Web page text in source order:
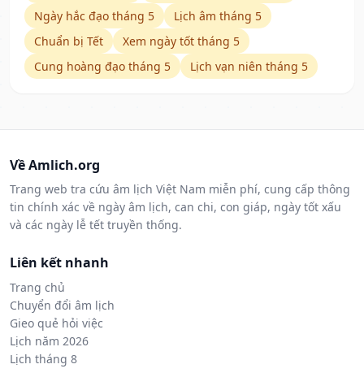
Ngày hắc đạo tháng 5
Lịch âm tháng 5
Chuẩn bị Tết
Xem ngày tốt tháng 5
Cung hoàng đạo tháng 5
Lịch vạn niên tháng 5
Về Amlich.org
Trang web tra cứu âm lịch Việt Nam miễn phí, cung cấp thông
tin chính xác về ngày âm lịch, can chi, con giáp, ngày tốt xấu
và các ngày lễ tết truyền thống.
Liên kết nhanh
Trang chủ
Chuyển đổi âm lịch
Gieo quẻ hỏi việc
Lịch năm 2026
Lịch tháng 8